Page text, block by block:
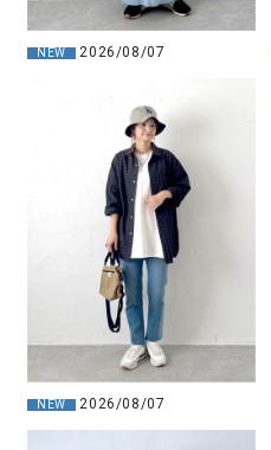
NEW 2026/08/07
NEW 2026/08/07